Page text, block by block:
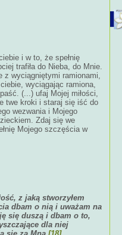
i w to, że spełnię
trafiła do Nieba, do Mnie.
z wyciągniętymi ramionami,
wyciągając ramiona,
(...) ufaj Mojej miłości,
twe kroki i staraj się iść do
wezwania i Mojego
Zdaj się we
Mojego szczęścia w
z jaką stworzyłem
dbam o nią i uważam na
się duszą i dbam o to,
dla niej